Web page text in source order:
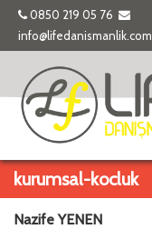
0850 219 05 76
info@lifedanismanlik.com
kurumsal-kocluk
Nazife YENEN